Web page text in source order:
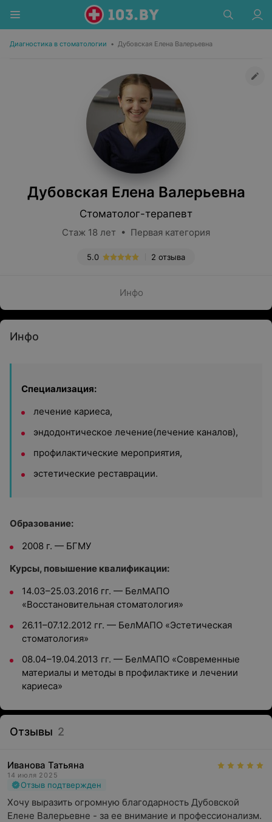
Диагностика в стоматологии • Дубовская Елена Валерьевна
Дубовская Елена Валерьевна
Стоматолог-терапевт
Стаж 18 лет • Первая категория
2 отзыва
5.0
Инфо
Инфо
Специализация:
лечение кариеса,
эндодонтическое лечение(лечение каналов),
профилактические мероприятия,
эстетические реставрации.
Образование:
2008 г. — БГМУ
Курсы, повышение квалификации:
14.03–25.03.2016 гг. — БелМАПО
«Восстановительная стоматология»
26.11–07.12.2012 гг. — БелМАПО «Эстетическая
стоматология»
08.04–19.04.2013 гг. — БелМАПО «Современные
материалы и методы в профилактике и лечении
кариеса»
Отзывы 2
Иванова Татьяна
14 июля 2025
Отзыв подтвержден
Хочу выразить огромную благодарность Дубовской
Елене Валерьевне - за ее внимание и профессионализм.